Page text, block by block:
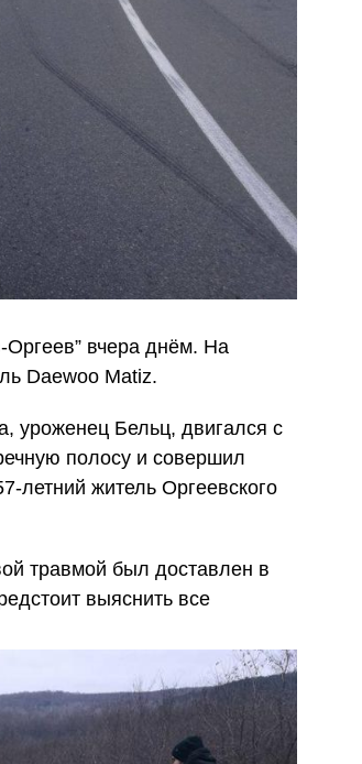
вчера днём. На
Daewoo Matiz.
уроженец Бельц, двигался с
полосу и совершил
летний житель Оргеевского
травмой был доставлен в
выяснить все